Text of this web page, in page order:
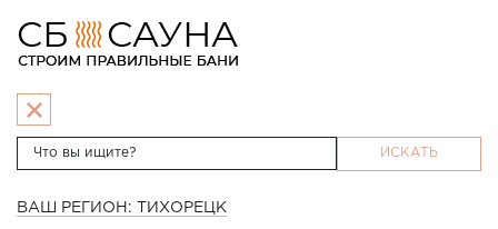
ИСКАТЬ
ВАШ РЕГИОН: ТИХОРЕЦК